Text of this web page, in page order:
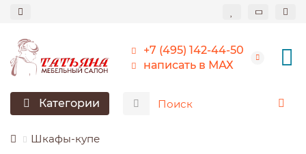
+7 (495) 142-44-50
написать в МАХ
Категории
Шкафы-купе